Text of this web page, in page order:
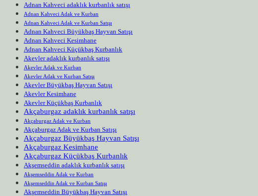
Adnan Kahveci adaklık kurbanlık satışı
Adnan Kahveci Adak ve Kurban
Adnan Kahveci Adak ve Kurban Satışı
Adnan Kahveci Büyükbaş Hayvan Satışı
Adnan Kahveci Kesimhane
Adnan Kahveci Küçükbaş Kurbanlık
Akevler adaklık kurbanlık satışı
Akevler Adak ve Kurban
Akevler Adak ve Kurban Satışı
Akevler Büyükbaş Hayvan Satışı
Akevler Kesimhane
Akevler Küçükbaş Kurbanlık
Akçaburgaz adaklık kurbanlık satışı
Akçaburgaz Adak ve Kurban
Akçaburgaz Adak ve Kurban Satışı
Akçaburgaz Büyükbaş Hayvan Satışı
Akçaburgaz Kesimhane
Akçaburgaz Küçükbaş Kurbanlık
Akşemseddin adaklık kurbanlık satışı
Akşemseddin Adak ve Kurban
Akşemseddin Adak ve Kurban Satışı
Akşemseddin Büyükbaş Hayvan Satışı